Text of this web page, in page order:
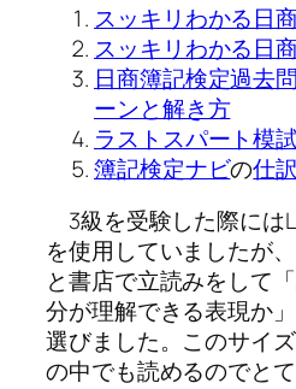
スッキリわかる日
スッキリわかる日
日商簿記検定過去
ーンと解き方
ラストスパート模
簿記検定ナビの仕
3級を受験した際には
を使用していましたが
と書店で立読みをして
分が理解できる表現か
選びました。このサイ
の中でも読めるのでとて